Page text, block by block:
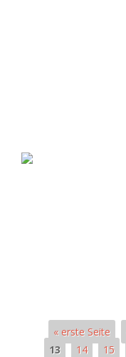
« erste Seite
13
14 15